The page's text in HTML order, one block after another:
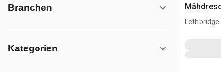
Branchen
Kategorien